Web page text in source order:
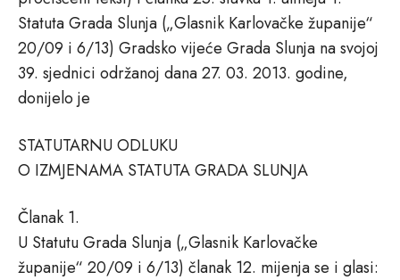
Statuta Grada Slunja („Glasnik Karlovačke županije“
20/09 i 6/13) Gradsko vijeće Grada Slunja na svojoj
39. sjednici održanoj dana 27. 03. 2013. godine,
donijelo je
STATUTARNU ODLUKU
O IZMJENAMA STATUTA GRADA SLUNJA
Članak 1.
U Statutu Grada Slunja („Glasnik Karlovačke
županije“ 20/09 i 6/13) članak 12. mijenja se i glasi: